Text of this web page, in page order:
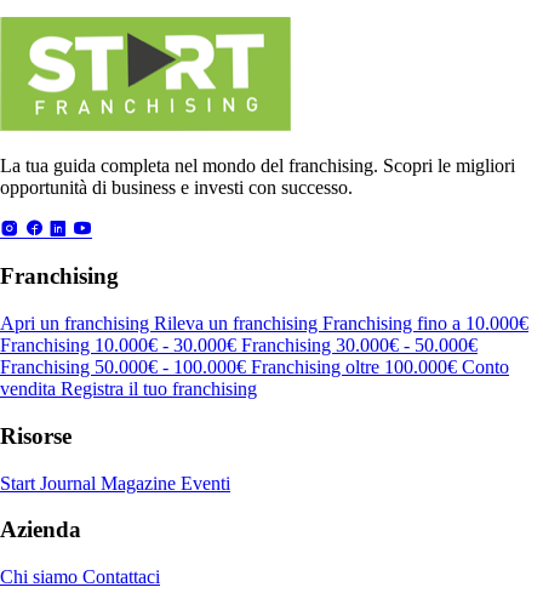
La tua guida completa nel mondo del franchising. Scopri le migliori
opportunità di business e investi con successo.
Franchising
Apri un franchising Rileva un franchising Franchising fino a 10.000€
Franchising 10.000€ - 30.000€ Franchising 30.000€ - 50.000€
Franchising 50.000€ - 100.000€ Franchising oltre 100.000€ Conto
vendita Registra il tuo franchising
Risorse
Start Journal Magazine Eventi
Azienda
Chi siamo Contattaci